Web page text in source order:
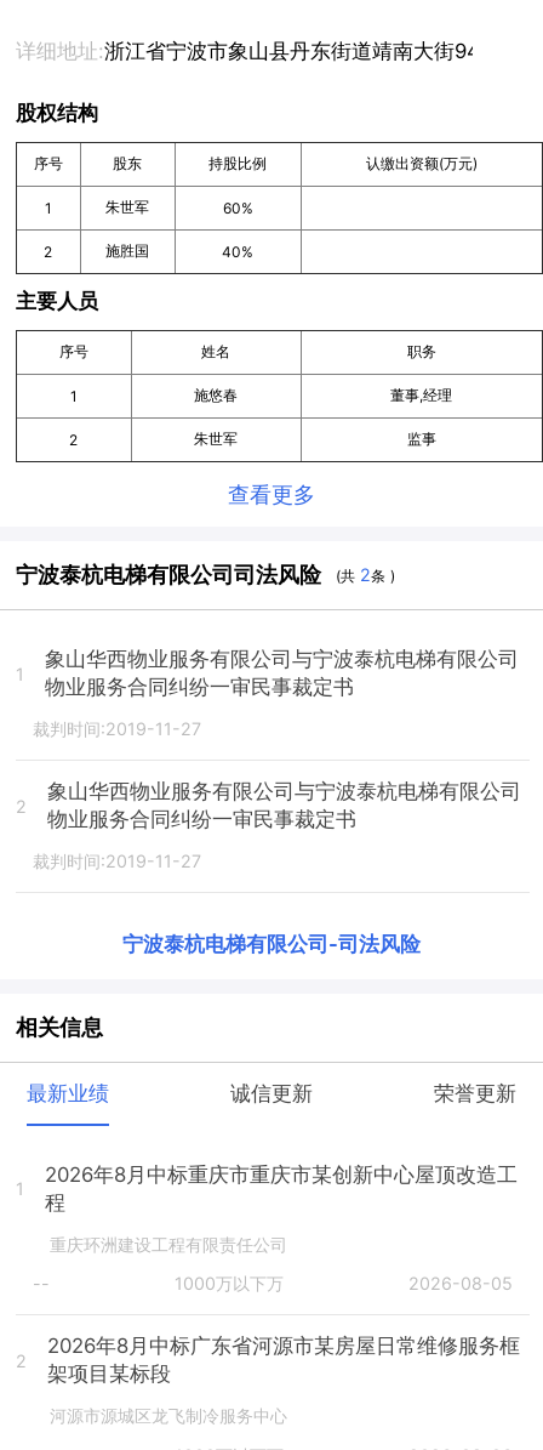
详细地址:浙江省宁波市象山县丹东街道靖南大街946号（
股权结构
序号 股东 持股比例 认缴出资额(万元)
1 朱世军 60%
2 施胜国 40%
主要人员
序号 姓名 职务
1 施悠春 董事,经理
2 朱世军 监事
查看更多
宁波泰杭电梯有限公司司法风险 (共 2条 )
1
象山华西物业服务有限公司与宁波泰杭电梯有限公司
物业服务合同纠纷一审民事裁定书
裁判时间:2019-11-27
2
象山华西物业服务有限公司与宁波泰杭电梯有限公司
物业服务合同纠纷一审民事裁定书
裁判时间:2019-11-27
宁波泰杭电梯有限公司 -司法风险
相关信息
最新业绩 诚信更新 荣誉更新
1
2026年8月中标重庆市重庆市某创新中心屋顶改造工
程
重庆环洲建设工程有限责任公司
--
1000万以下万 2026-08-05
2
2026年8月中标广东省河源市某房屋日常维修服务框
架项目某标段
河源市源城区龙飞制冷服务中心